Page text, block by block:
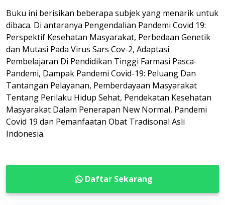
Buku ini berisikan beberapa subjek yang menarik untuk
dibaca. Di antaranya Pengendalian Pandemi Covid 19:
Perspektif Kesehatan Masyarakat, Perbedaan Genetik
dan Mutasi Pada Virus Sars Cov-2, Adaptasi
Pembelajaran Di Pendidikan Tinggi Farmasi Pasca-
Pandemi, Dampak Pandemi Covid-19: Peluang Dan
Tantangan Pelayanan, Pemberdayaan Masyarakat
Tentang Perilaku Hidup Sehat, Pendekatan Kesehatan
Masyarakat Dalam Penerapan New Normal, Pandemi
Covid 19 dan Pemanfaatan Obat Tradisonal Asli
Indonesia.
Daftar Sekarang